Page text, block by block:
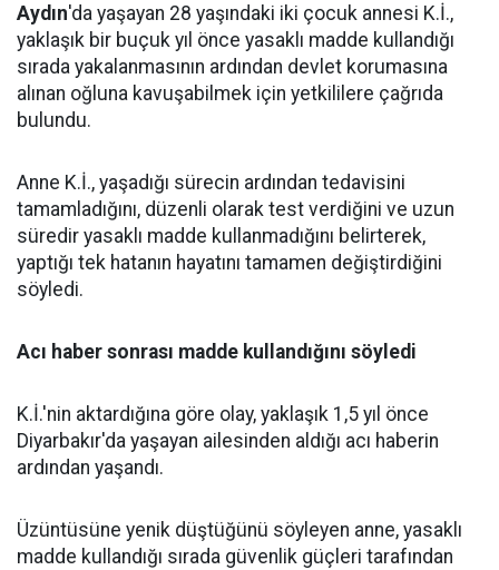
Aydın'da yaşayan 28 yaşındaki iki çocuk annesi K.İ.,
yaklaşık bir buçuk yıl önce yasaklı madde kullandığı
sırada yakalanmasının ardından devlet korumasına
alınan oğluna kavuşabilmek için yetkililere çağrıda
bulundu.
Anne K.İ., yaşadığı sürecin ardından tedavisini
tamamladığını, düzenli olarak test verdiğini ve uzun
süredir yasaklı madde kullanmadığını belirterek,
yaptığı tek hatanın hayatını tamamen değiştirdiğini
söyledi.
Acı haber sonrası madde kullandığını söyledi
K.İ.'nin aktardığına göre olay, yaklaşık 1,5 yıl önce
Diyarbakır'da yaşayan ailesinden aldığı acı haberin
ardından yaşandı.
Üzüntüsüne yenik düştüğünü söyleyen anne, yasaklı
madde kullandığı sırada güvenlik güçleri tarafından